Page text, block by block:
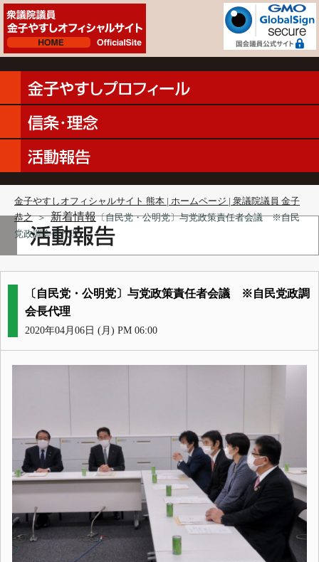
金子やすしオフィシャルサイト 熊本 | ホームページ | 衆議院議員 金子
恭之 ＞ 新着情報〔自民党・公明党〕与党政策責任者会議 ※自民
党政調会長代理
〔自民党・公明党〕与党政策責任者会議 ※自民党政調
会長代理
2020年04月06日 (月) PM 06:00